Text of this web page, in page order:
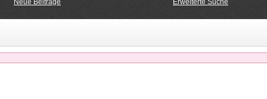
Neue Beiträge Erweiterte Suche